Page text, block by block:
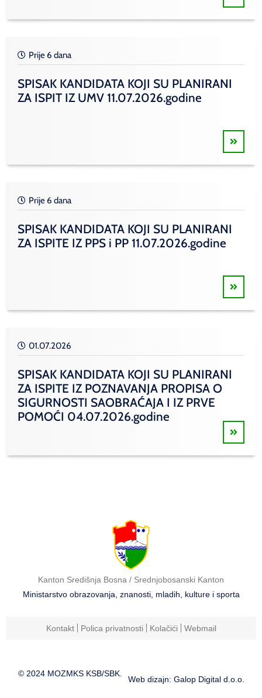
Prije 6 dana
SPISAK KANDIDATA KOJI SU PLANIRANI
ZA ISPIT IZ UMV 11.07.2026.godine
Prije 6 dana
SPISAK KANDIDATA KOJI SU PLANIRANI
ZA ISPITE IZ PPS i PP 11.07.2026.godine
01.07.2026
SPISAK KANDIDATA KOJI SU PLANIRANI
ZA ISPITE IZ POZNAVANJA PROPISA O
SIGURNOSTI SAOBRAĆAJA I IZ PRVE
POMOĆI 04.07.2026.godine
Kanton Središnja Bosna / Srednjobosanski Kanton
Ministarstvo obrazovanja, znanosti, mladih, kulture i sporta
Kontakt Polica privatnosti Kolačići Webmail
© 2024 MOZMKS KSB/SBK.
Web dizajn: Galop Digital d.o.o.